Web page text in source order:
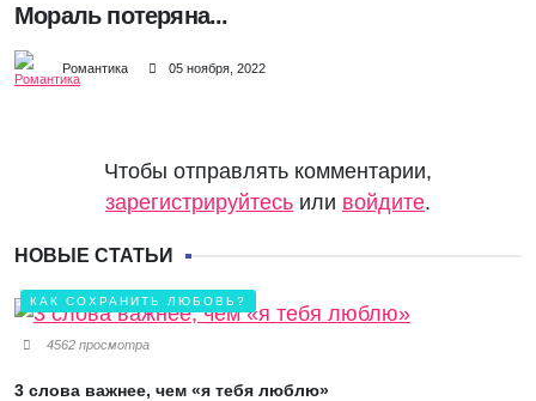
Мораль потеряна...
Романтика 05 ноября, 2022
Чтобы отправлять комментарии,
зарегистрируйтесь или войдите.
НОВЫЕ СТАТЬИ
КАК СОХРАНИТЬ ЛЮБОВЬ?
4562 просмотра
3 слова важнее, чем «я тебя люблю»